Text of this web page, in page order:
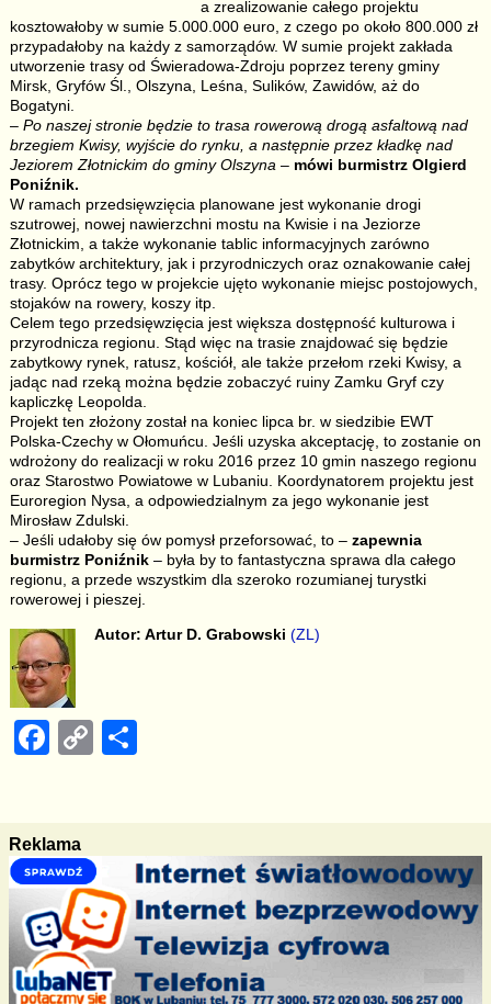
a zrealizowanie całego projektu
kosztowałoby w sumie 5.000.000 euro, z czego po około 800.000 zł
przypadałoby na każdy z samorządów. W sumie projekt zakłada
utworzenie trasy od Świeradowa-Zdroju poprzez tereny gminy
Mirsk, Gryfów Śl., Olszyna, Leśna, Sulików, Zawidów, aż do
Bogatyni.
– Po naszej stronie będzie to trasa rowerową drogą asfaltową nad
brzegiem Kwisy, wyjście do rynku, a następnie przez kładkę nad
Jeziorem Złotnickim do gminy Olszyna– mówi burmistrz Olgierd
Poniźnik.
W ramach przedsięwzięcia planowane jest wykonanie drogi
szutrowej, nowej nawierzchni mostu na Kwisie i na Jeziorze
Złotnickim, a także wykonanie tablic informacyjnych zarówno
zabytków architektury, jak i przyrodniczych oraz oznakowanie całej
trasy. Oprócz tego w projekcie ujęto wykonanie miejsc postojowych,
stojaków na rowery, koszy itp.
Celem tego przedsięwzięcia jest większa dostępność kulturowa i
przyrodnicza regionu. Stąd więc na trasie znajdować się będzie
zabytkowy rynek, ratusz, kościół, ale także przełom rzeki Kwisy, a
jadąc nad rzeką można będzie zobaczyć ruiny Zamku Gryf czy
kapliczkę Leopolda.
Projekt ten złożony został na koniec lipca br. w siedzibie EWT
Polska-Czechy w Ołomuńcu. Jeśli uzyska akceptację, to zostanie on
wdrożony do realizacji w roku 2016 przez 10 gmin naszego regionu
oraz Starostwo Powiatowe w Lubaniu. Koordynatorem projektu jest
Euroregion Nysa, a odpowiedzialnym za jego wykonanie jest
Mirosław Zdulski.
– Jeśli udałoby się ów pomysł przeforsować, to – zapewnia
burmistrz Poniźnik – była by to fantastyczna sprawa dla całego
regionu, a przede wszystkim dla szeroko rozumianej turystki
rowerowej i pieszej.
Autor: Artur D. Grabowski (ZL)
F
e
b
o
o
k
C
Li
n
k
Reklama